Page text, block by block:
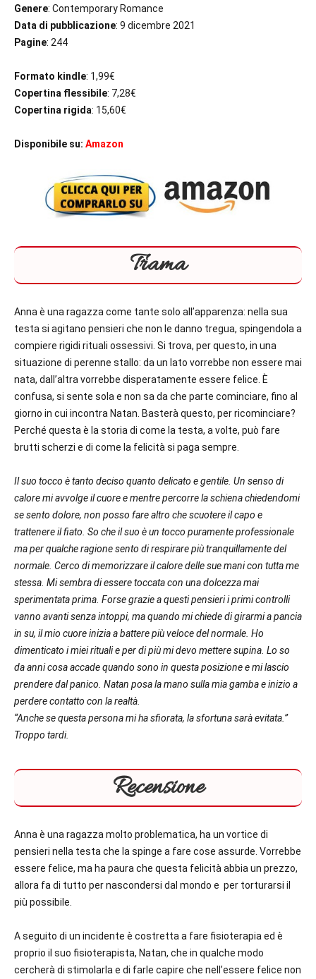
Genere: Contemporary Romance
Data di pubblicazione: 9 dicembre 2021
Pagine: 244
Formato kindle: 1,99€
Copertina flessibile: 7,28€
Copertina rigida: 15,60€
Disponibile su: Amazon
Trama
Anna è una ragazza come tante solo all’apparenza: nella sua
testa si agitano pensieri che non le danno tregua, spingendola a
compiere rigidi rituali ossessivi. Si trova, per questo, in una
situazione di perenne stallo: da un lato vorrebbe non essere mai
nata, dall’altra vorrebbe disperatamente essere felice. È
confusa, si sente sola e non sa da che parte cominciare, fino al
giorno in cui incontra Natan. Basterà questo, per ricominciare?
Perché questa è la storia di come la testa, a volte, può fare
brutti scherzi e di come la felicità si paga sempre.
Il suo tocco è tanto deciso quanto delicato e gentile. Un senso di
calore mi avvolge il cuore e mentre percorre la schiena chiedendomi
se sento dolore, non posso fare altro che scuotere il capo e
trattenere il fiato. So che il suo è un tocco puramente professionale
ma per qualche ragione sento di respirare più tranquillamente del
normale. Cerco di memorizzare il calore delle sue mani con tutta me
stessa. Mi sembra di essere toccata con una dolcezza mai
sperimentata prima. Forse grazie a questi pensieri i primi controlli
vanno avanti senza intoppi, ma quando mi chiede di girarmi a pancia
in su, il mio cuore inizia a battere più veloce del normale. Ho
dimenticato i miei rituali e per di più mi devo mettere supina. Lo so
da anni cosa accade quando sono in questa posizione e mi lascio
prendere dal panico. Natan posa la mano sulla mia gamba e inizio a
perdere contatto con la realtà.
“Anche se questa persona mi ha sfiorata, la sfortuna sarà evitata.”
Troppo tardi.
Recensione
Anna è una ragazza molto problematica, ha un vortice di
pensieri nella testa che la spinge a fare cose assurde. Vorrebbe
essere felice, ma ha paura che questa felicità abbia un prezzo,
allora fa di tutto per nascondersi dal mondo e per torturarsi il
più possibile.
A seguito di un incidente è costretta a fare fisioterapia ed è
proprio il suo fisioterapista, Natan, che in qualche modo
cercherà di stimolarla e di farle capire che nell’essere felice non